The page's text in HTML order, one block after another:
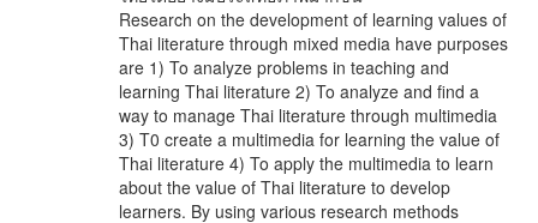
Research on the development of learning values of
Thai literature through mixed media have purposes
are 1) To analyze problems in teaching and
learning Thai literature 2) To analyze and find a
way to manage Thai literature through multimedia
3) T0 create a multimedia for learning the value of
Thai literature 4) To apply the multimedia to learn
about the value of Thai literature to develop
learners. By using various research methods